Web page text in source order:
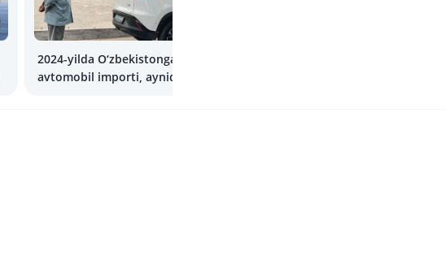
2024-yilda O‘zbekistonga
avtomobil importi, ayniqsa